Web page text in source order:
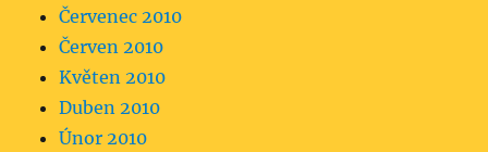
Červenec 2010
Červen 2010
Květen 2010
Duben 2010
Únor 2010